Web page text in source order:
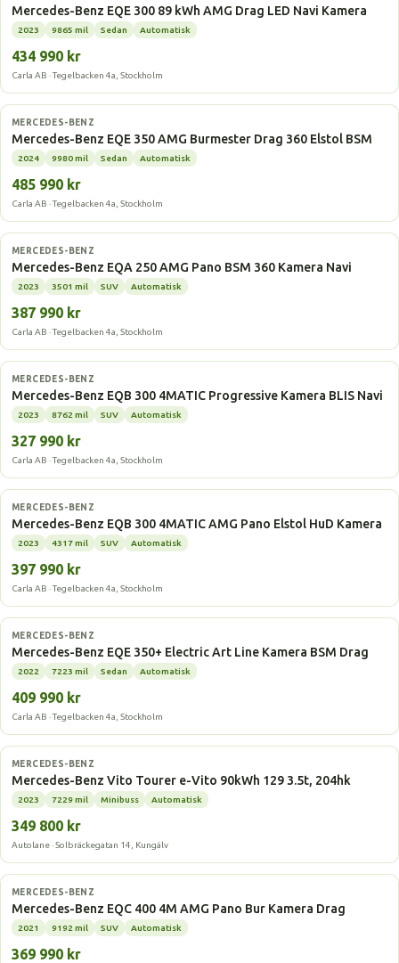
Mercedes-Benz EQE 300 89 kWh AMG Drag LED Navi Kamera
2023 9865 mil Sedan Automatisk
434 990 kr
Carla AB · Tegelbacken 4a, Stockholm
Elbil
MERCEDES-BENZ
Mercedes-Benz EQE 350 AMG Burmester Drag 360 Elstol BSM
2024 9980 mil Sedan Automatisk
485 990 kr
Carla AB · Tegelbacken 4a, Stockholm
Elbil
MERCEDES-BENZ
Mercedes-Benz EQA 250 AMG Pano BSM 360 Kamera Navi
2023 3501 mil SUV Automatisk
387 990 kr
Carla AB · Tegelbacken 4a, Stockholm
Elbil
MERCEDES-BENZ
Mercedes-Benz EQB 300 4MATIC Progressive Kamera BLIS Navi
2023 8762 mil SUV Automatisk
327 990 kr
Carla AB · Tegelbacken 4a, Stockholm
Elbil
MERCEDES-BENZ
Mercedes-Benz EQB 300 4MATIC AMG Pano Elstol HuD Kamera
2023 4317 mil SUV Automatisk
397 990 kr
Carla AB · Tegelbacken 4a, Stockholm
Elbil
MERCEDES-BENZ
Mercedes-Benz EQE 350+ Electric Art Line Kamera BSM Drag
2022 7223 mil Sedan Automatisk
409 990 kr
Carla AB · Tegelbacken 4a, Stockholm
Elbil
MERCEDES-BENZ
Mercedes-Benz Vito Tourer e-Vito 90kWh 129 3.5t, 204hk
2023 7229 mil Minibuss Automatisk
349 800 kr
Autolane · Solbräckegatan 14, Kungälv
Elbil
MERCEDES-BENZ
Mercedes-Benz EQC 400 4M AMG Pano Bur Kamera Drag
2021 9192 mil SUV Automatisk
369 990 kr